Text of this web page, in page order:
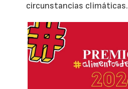
circunstancias climáticas.